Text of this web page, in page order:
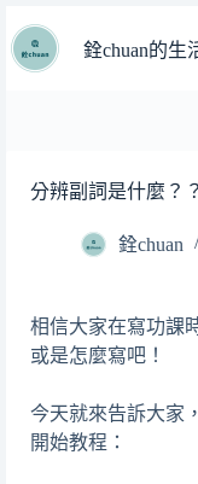
至
銓chuan的生
分辨副詞是什麼？？
銓chuan
相信大家在寫功課
或是怎麼寫吧！
今天就來告訴大家
開始教程：